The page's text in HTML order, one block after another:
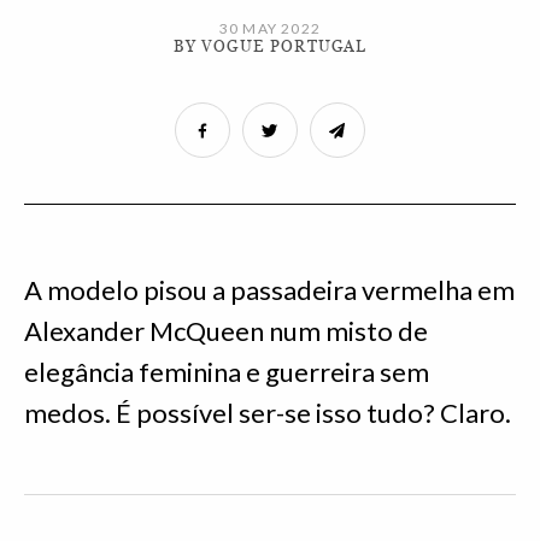
30 MAY 2022
BY VOGUE PORTUGAL
A modelo pisou a passadeira vermelha em
Alexander McQueen num misto de
elegância feminina e guerreira sem
medos. É possível ser-se isso tudo? Claro.